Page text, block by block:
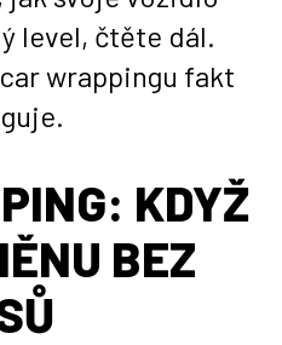
level, čtěte dál.
wrappingu fakt
KDYŽ
BEZ